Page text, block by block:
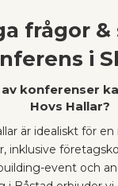
frågor &
i
konferenser
Hovs Hallar?
är idealiskt för
inklusive
event och